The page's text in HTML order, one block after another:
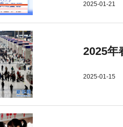
2025-01-21
2025年
2025-01-15